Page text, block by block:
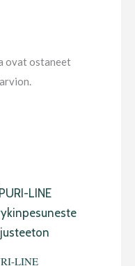
ovat ostaneet
LINE